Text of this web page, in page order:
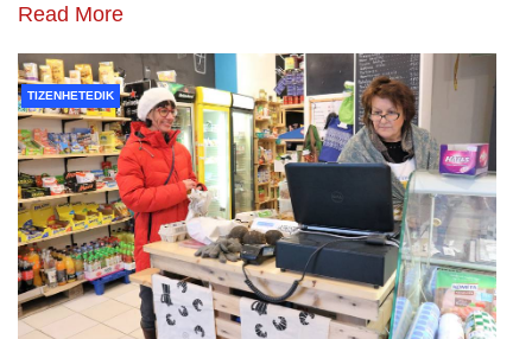
Read More
TIZENHETEDIK